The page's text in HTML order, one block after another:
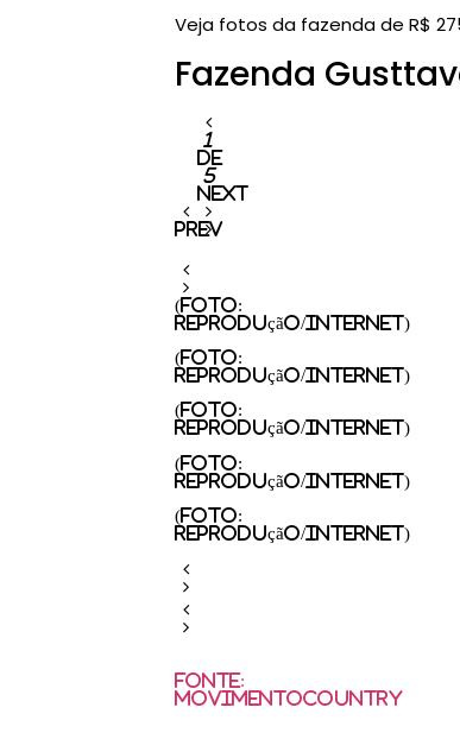
Veja fotos da fazenda de R$
Fazenda
Prev
1
De
5
Next
(Foto:
Reprodução/Internet)
(Foto:
Reprodução/Internet)
(Foto:
Reprodução/Internet)
(Foto:
Reprodução/Internet)
(Foto:
Reprodução/Internet)
Fonte:
MovimentoCountry